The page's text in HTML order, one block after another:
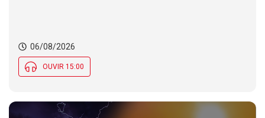
06/08/2026
OUVIR 15:00